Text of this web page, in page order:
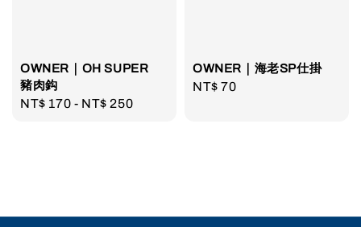
OWNER｜OH SUPER
豬肉鈎
Regular
NT$ 170 - NT$ 250
OWNER｜海老SP仕掛
Regular
NT$ 70